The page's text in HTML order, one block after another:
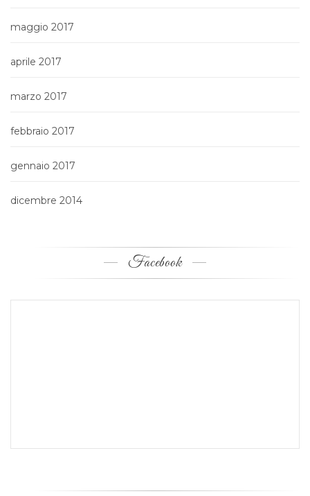
maggio 2017
aprile 2017
marzo 2017
febbraio 2017
gennaio 2017
dicembre 2014
Facebook